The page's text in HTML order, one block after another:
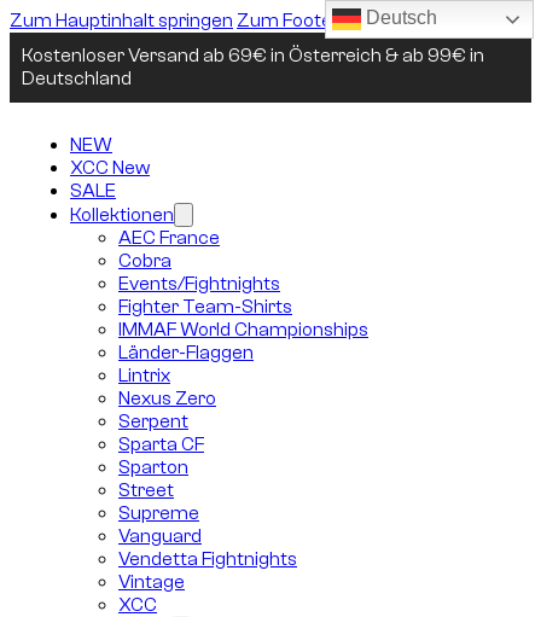
Zum Hauptinhalt springen Zum Footer springen
Kostenloser Versand ab 69€ in Österreich & ab 99€ in
Deutschland
NEW
XCC New
SALE
Kollektionen
AEC France
Cobra
Events/Fightnights
Fighter Team-Shirts
IMMAF World Championships
Länder-Flaggen
Lintrix
Nexus Zero
Serpent
Sparta CF
Sparton
Street
Supreme
Vanguard
Vendetta Fightnights
Vintage
XCC
Deutsch